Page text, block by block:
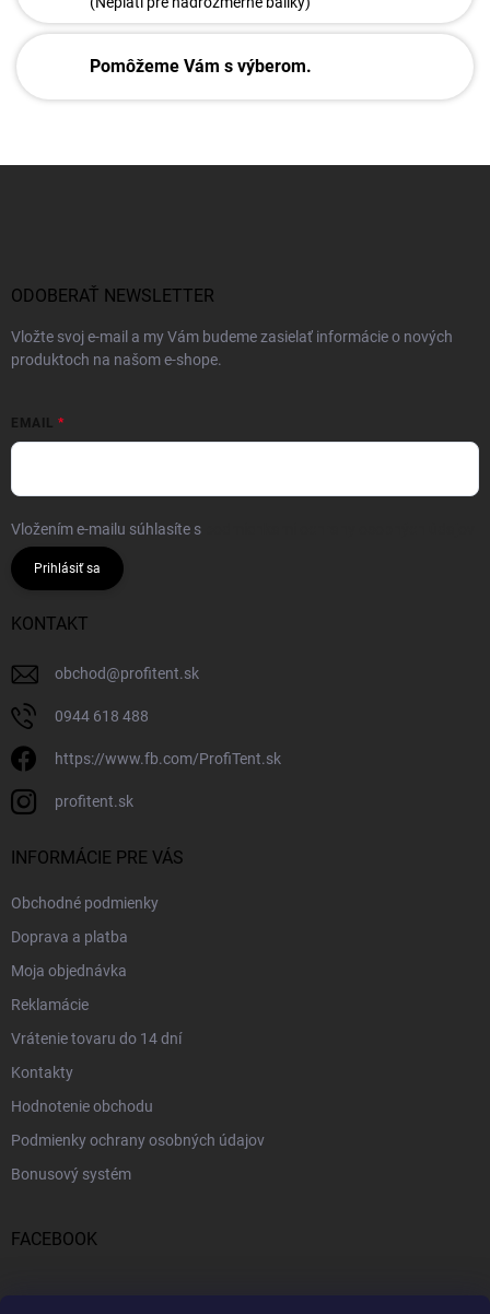
Pomôžeme Vám s výberom.
ODOBERAŤ NEWSLETTER
Vložte svoj e-mail a my Vám budeme zasielať informácie o nových
produktoch na našom e-shope.
EMAIL
Vložením e-mailu súhlasíte s
Prihlásiť sa
KONTAKT
obchod@profitent.sk
0944 618 488
https://www.fb.com/ProfiTent.sk
profitent.sk
INFORMÁCIE PRE VÁS
Obchodné podmienky
Doprava a platba
Moja objednávka
Reklamácie
Vrátenie tovaru do 14 dní
Kontakty
Hodnotenie obchodu
Podmienky ochrany osobných údajov
Bonusový systém
FACEBOOK